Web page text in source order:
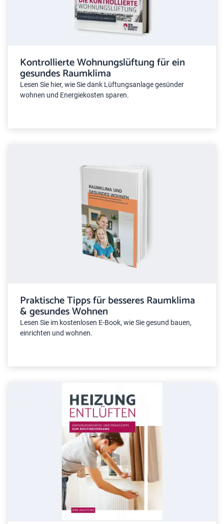
Kontrollierte Wohnungslüftung für ein
gesundes Raumklima
Lesen Sie hier, wie Sie dank Lüftungsanlage gesünder
wohnen und Energiekosten sparen.
Praktische Tipps für besseres Raumklima
& gesundes Wohnen
Lesen Sie im kostenlosen E-Book, wie Sie gesund bauen,
einrichten und wohnen.